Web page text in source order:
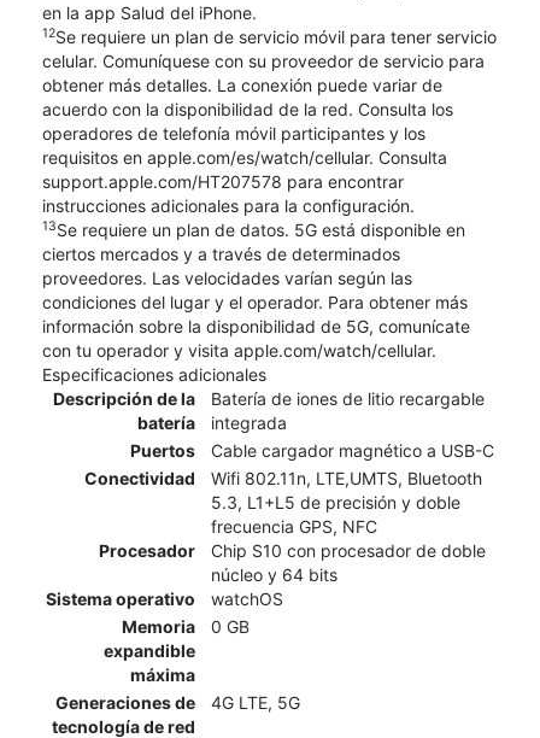
en la app Salud del iPhone.
12Se requiere un plan de servicio móvil para tener servicio
celular. Comuníquese con su proveedor de servicio para
obtener más detalles. La conexión puede variar de
acuerdo con la disponibilidad de la red. Consulta los
operadores de telefonía móvil participantes y los
requisitos en apple.com/es/watch/cellular. Consulta
support.apple.com/HT207578 para encontrar
instrucciones adicionales para la configuración.
13Se requiere un plan de datos. 5G está disponible en
ciertos mercados y a través de determinados
proveedores. Las velocidades varían según las
condiciones del lugar y el operador. Para obtener más
información sobre la disponibilidad de 5G, comunícate
con tu operador y visita apple.com/watch/cellular.
Especificaciones adicionales
Descripción de la
batería
Batería de iones de litio recargable
integrada
Puertos
Cable cargador magnético a USB-C
Conectividad
Wifi 802.11n, LTE,UMTS, Bluetooth
5.3, L1+L5 de precisión y doble
frecuencia GPS, NFC
Procesador
Chip S10 con procesador de doble
núcleo y 64 bits
Sistema operativo
watchOS
Memoria
expandible
máxima
0 GB
Generaciones de
tecnología de red
4G LTE, 5G